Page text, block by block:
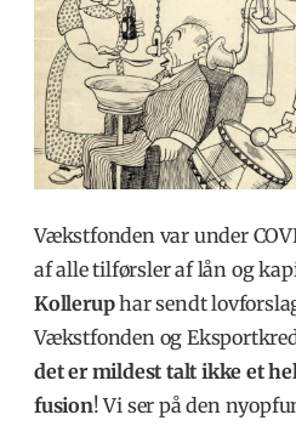
Vækstfonden var under
af alle tilførsler af lån og
Kolleruphar sendt
Vækstfonden og
det er mildest talt ikke et
fusion! Vi ser på den